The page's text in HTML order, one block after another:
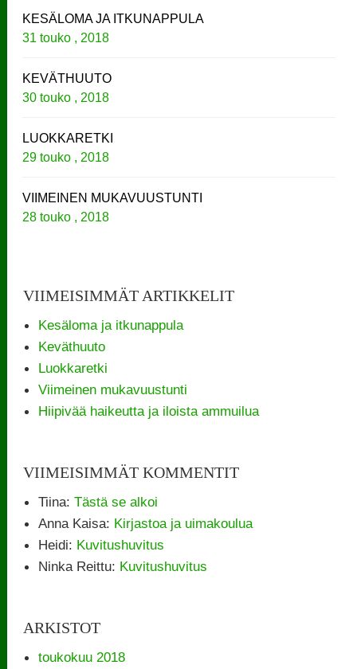
KESÄLOMA JA ITKUNAPPULA
31 touko , 2018
KEVÄTHUUTO
30 touko , 2018
LUOKKARETKI
29 touko , 2018
VIIMEINEN MUKAVUUSTUNTI
28 touko , 2018
VIIMEISIMMÄT ARTIKKELIT
Kesäloma ja itkunappula
Keväthuuto
Luokkaretki
Viimeinen mukavuustunti
Hiipivää haikeutta ja iloista ammuilua
VIIMEISIMMÄT KOMMENTIT
Tiina:Tästä se alkoi
Anna Kaisa: Kirjastoa ja uimakoulua
Heidi: Kuvitushuvitus
Ninka Reittu: Kuvitushuvitus
ARKISTOT
toukokuu 2018